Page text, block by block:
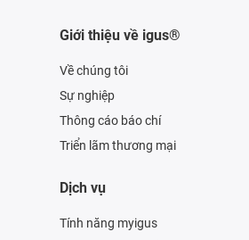
Giới thiệu về igus®
Về chúng tôi
Sự nghiệp
Thông cáo báo chí
Triển lãm thương mại
Dịch vụ
Tính năng myigus